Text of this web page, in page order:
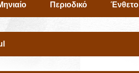
Περιοδικό Ένθετο